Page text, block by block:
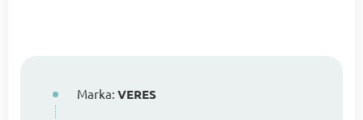
Marka: VERES